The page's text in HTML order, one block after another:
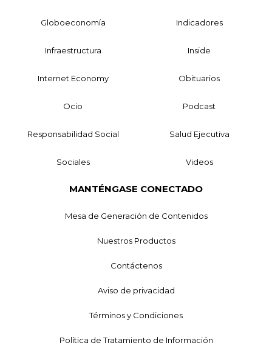
Globoeconomía Indicadores
Infraestructura Inside
Internet Economy Obituarios
Ocio Podcast
Responsabilidad Social Salud Ejecutiva
Sociales Videos
MANTÉNGASE CONECTADO
Mesa de Generación de Contenidos
Nuestros Productos
Contáctenos
Aviso de privacidad
Términos y Condiciones
Política de Tratamiento de Información